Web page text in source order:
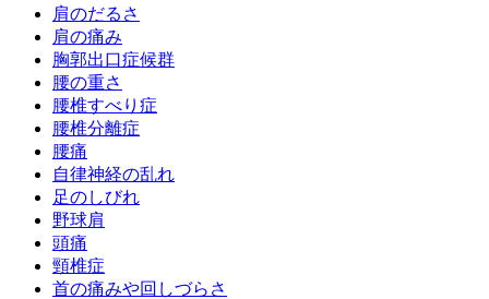
肩のだるさ
肩の痛み
胸郭出口症候群
腰の重さ
腰椎すべり症
腰椎分離症
腰痛
自律神経の乱れ
足のしびれ
野球肩
頭痛
頸椎症
首の痛みや回しづらさ